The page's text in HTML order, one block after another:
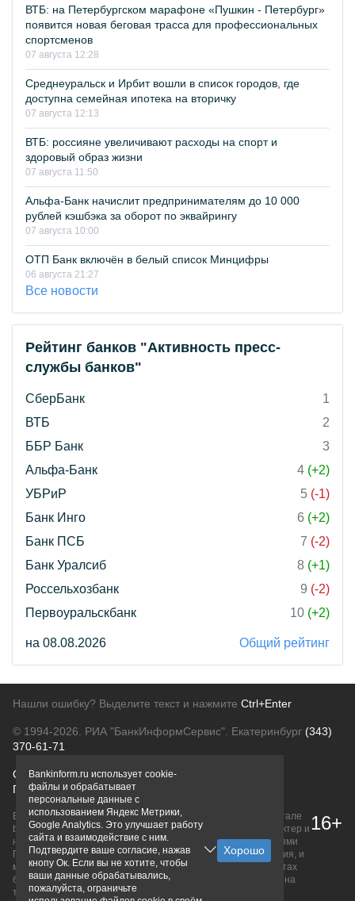
ВТБ: на Петербургском марафоне «Пушкин - Петербург»
появится новая беговая трасса для профессиональных
спортсменов
07 августа 12:28
Среднеуральск и Ирбит вошли в список городов, где
доступна семейная ипотека на вторичку
07 августа 12:13
ВТБ: россияне увеличивают расходы на спорт и
здоровый образ жизни
07 августа 11:50
Альфа-Банк начислит предпринимателям до 10 000
рублей кэшбэка за оборот по эквайрингу
07 августа 10:00
ОТП Банк включён в белый список Минцифры
06 августа 21:27
Все новости
Рейтинг банков "Активность пресс-
службы банков"
СберБанк
1
ВТБ
2
ББР Банк
3
Альфа-Банк
4 (+2)
УБРиР
5 (-1)
Банк Инго
6 (+2)
Банк ПСБ
7 (-2)
Банк Уралсиб
8 (+1)
Россельхозбанк
9 (-2)
Первоуральскбанк
10 (+2)
на 08.08.2026 Общий рейтинг
Нашли ошибку? Выделите текст и нажмите Ctrl+Enter
© 1994-2026. РИА "БанкИнформСервис". Екатеринбург (343)
370-61-71
О проектеПолитика конфиденциальности
Правовая информацияДля рекламодателей
Вся информация о продуктах банков, размещенная на портале
bankinform.ru, носит исключительно ознакомительный характер и
не является публичной офертой, определяемой положениями
ГК РФ. Информация не содержит точного и полного описания, и
может быть изменена. Конечные условия уточняйте на сайтах
банков или при личном обращении. Исключительное право на
товарные знаки принадлежит их правообладателям.
16+
Bankinform.ru использует cookie-
файлы и обрабатывает
персональные данные с
использованием Яндекс Метрики,
Google Analytics. Это улучшает работу
сайта и взаимодействие с ним.
Подтвердите ваше согласие, нажав
кнопу Ок. Если вы не хотите, чтобы
ваши данные обрабатывались,
пожалуйста, ограничьте